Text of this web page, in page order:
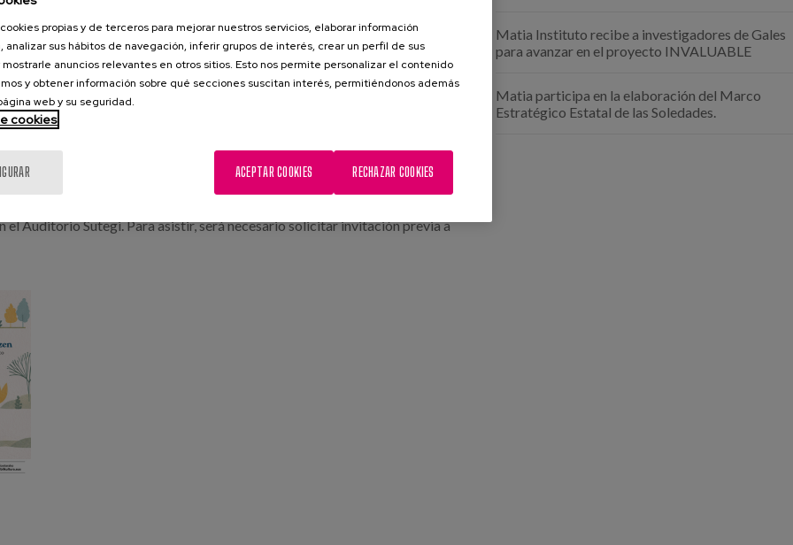
más humanos y respetuosos.
en la fase final, sino en acompañar de forma continuada, respetando la
al cuidado
comunidad en torno a los cuidados, integrando a ciudadanía,
Auditorio Sutegi. Para asistir, será necesario solicitar invitación previa a
Matia Instituto recibe a investigadores de Gales
para avanzar en el proyecto INVALUABLE
Matia participa en la elaboración del Marco
Estratégico Estatal de las Soledades.
propias y de terceros para mejorar nuestros servicios, elaborar información
analizar sus hábitos de navegación, inferir grupos de interés, crear un perfil de sus
anuncios relevantes en otros sitios. Esto nos permite personalizar el contenido
y obtener información sobre qué secciones suscitan interés, permitiéndonos además
web y su seguridad.
cookies
RECHAZAR COOKIES
ACEPTAR COOKIES